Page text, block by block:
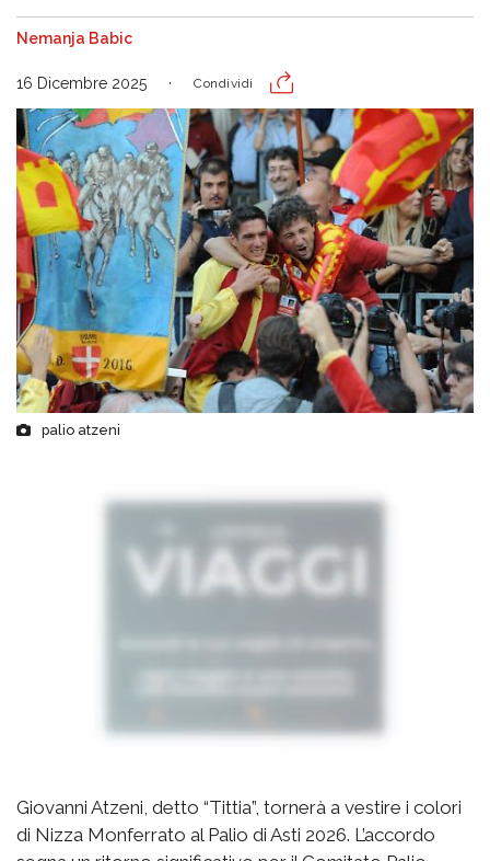
Nemanja Babic
16 Dicembre 2025 Condividi
palio atzeni
Giovanni Atzeni, detto “Tittia”, tornerà a vestire i colori
di Nizza Monferrato al Palio di Asti 2026. L’accordo